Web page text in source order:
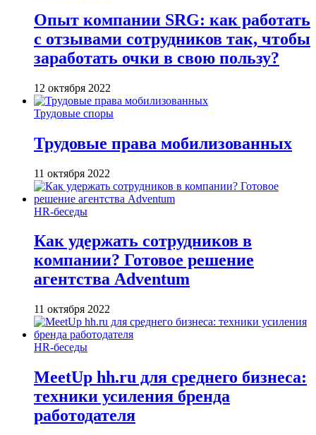
Опыт компании SRG: как работать
с отзывами сотрудников так, чтобы
заработать очки в свою пользу?
12 октября 2022
Трудовые споры
Трудовые права мобилизованных
11 октября 2022
HR-беседы
Как удержать сотрудников в
компании? Готовое решение
агентства Adventum
11 октября 2022
HR-беседы
MeetUp hh.ru для среднего бизнеса:
техники усиления бренда
работодателя